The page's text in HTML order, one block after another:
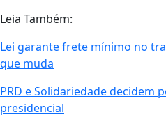
Leia Também:
Lei garante frete mínimo no
que muda
PRD e Solidariedade decidem
presidencial